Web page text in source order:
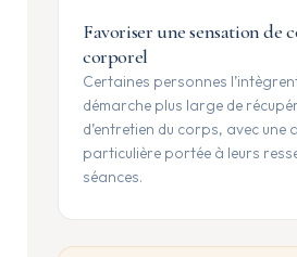
Favoriser une sensation de
corporel
Certaines personnes
démarche plus large de
d’entretien du corps, avec une
particulière portée à leurs
séances.